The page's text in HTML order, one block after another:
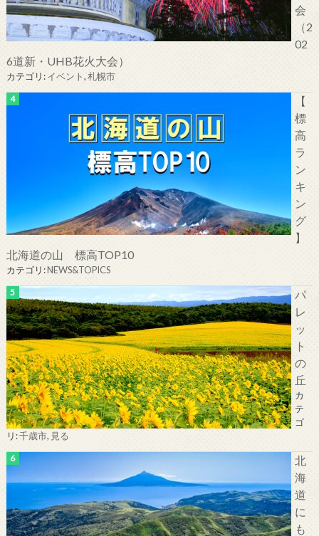
会
（2
02
6道新・UHB花火大会）
カテゴリ:イベント,札幌市
【
標
高
ラ
ン
キ
ン
グ
】
北海道の山 標高TOP10
カテゴリ:NEWS&TOPICS
パ
レ
ッ
ト
の
丘
カ
テ
ゴ
リ:千歳市, 見る
北
海
道
に
も